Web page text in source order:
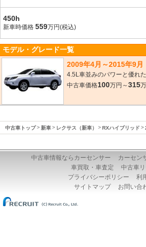
450h
新車時価格 559万円(税込)
モデル・グレード一覧
2009年4月～2015年9月
4.5L車並みのパワーと優れ
中古車価格100万円～315
中古車トップ 新車 レクサス（新車） RXハイブリッド
中古車情報ならカーセンサー
カーセン
車買取・車査定
中古車
プライバシーポリシー
利
サイトマップ
お問い合